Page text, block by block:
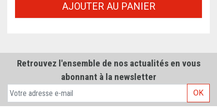
AJOUTER AU PANIER
Retrouvez l'ensemble de nos actualités en vous
abonnant à la newsletter
OK